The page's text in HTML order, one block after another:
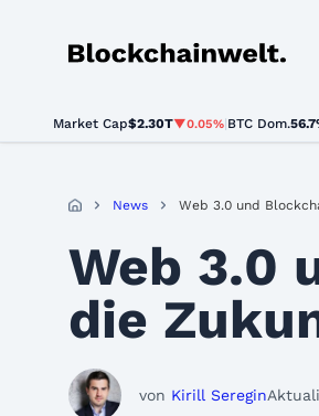
Blockchainwelt
Market Cap$2.30T▼0.05% BTC Dom.
BTC
News Web 3.0 und
Web 3.0
die
von Kirill Seregin